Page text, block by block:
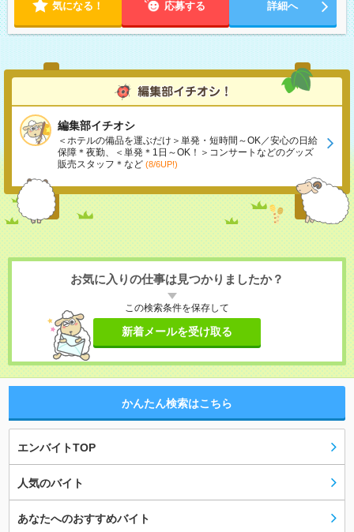
気になる！ 応募する 詳細へ
編集部イチオシ
＜ホテルの備品を運ぶだけ＞単発・短時間～OK／安心の日給
保障＊夜勤、＜単発＊1日～OK！＞コンサートなどのグッズ
販売スタッフ＊など (8/6UP!)
お気に入りの仕事は見つかりましたか？
この検索条件を保存して
新着メールを受け取る
かんたん検索はこちら
エンバイトTOP
人気のバイト
あなたへのおすすめバイト